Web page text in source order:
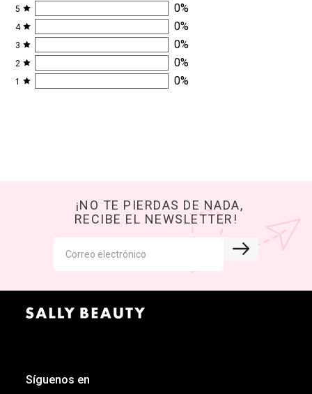
5 0%
4 0%
3 0%
2 0%
1 0%
¡NO TE PIERDAS DE NADA,
RECIBE EL NEWSLETTER!
Síguenos en